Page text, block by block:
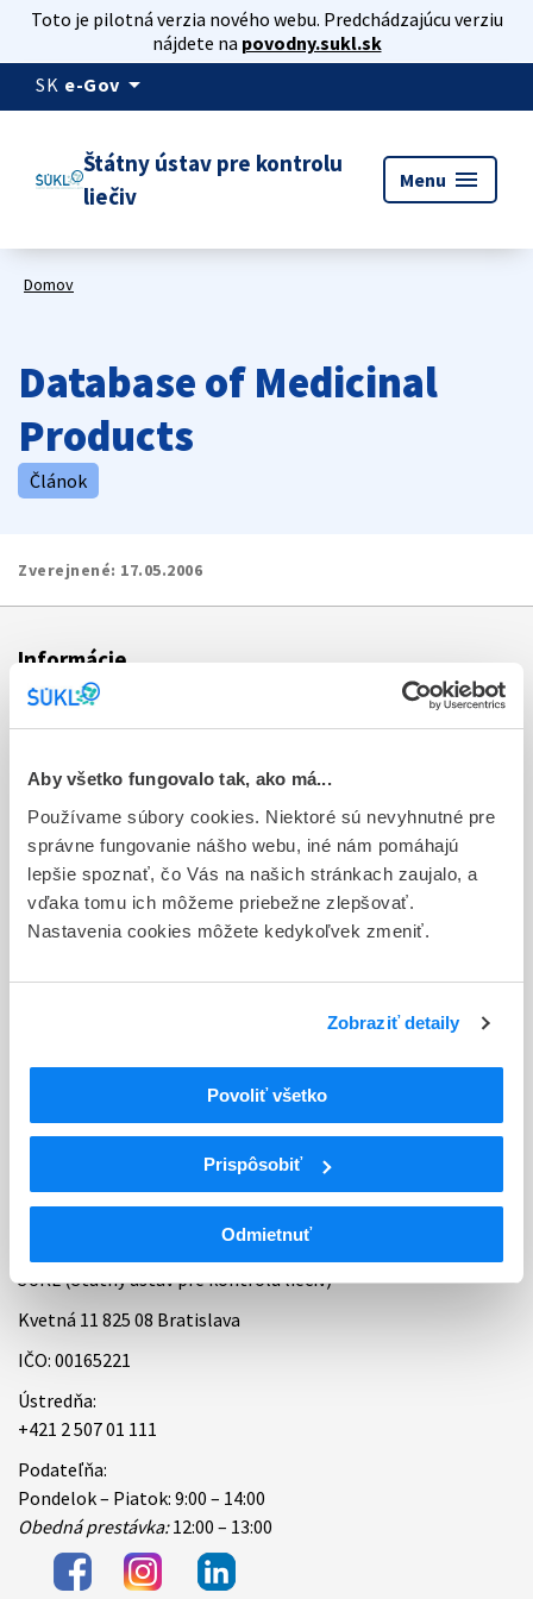
Aby všetko fungovalo tak, ako má...
Používame súbory cookies. Niektoré sú nevyhnutné pre
správne fungovanie nášho webu, iné nám pomáhajú
lepšie spoznať, čo Vás na našich stránkach zaujalo, a
vďaka tomu ich môžeme priebežne zlepšovať.
Nastavenia cookies môžete kedykoľvek zmeniť.
Zobraziť detaily
Povoliť všetko
Prispôsobiť
Odmietnuť
Toto je pilotná verzia nového webu. Predchádzajúcu verziu
nájdete na povodny.sukl.sk
SK e-Gov arrow_drop_down
Štátny ústav pre kontrolu
liečiv
Menu menu
Domov
Database of Medicinal
Products
Článok
Zverejnené: 17.05.2006
Informácie
Aktuality
Dotazník spokojnosti zákazníka
Sťažnosti a petície
Poskytovanie informácií
Ochrana osobných údajov
Úradné hodiny
Kontakt
ŠÚKL (Štátny ústav pre kontrolu liečiv)
Kvetná 11 825 08 Bratislava
IČO: 00165221
Ústredňa:
+421 2 507 01 111
Podateľňa:
Pondelok – Piatok: 9:00 – 14:00
Obedná prestávka:12:00 – 13:00